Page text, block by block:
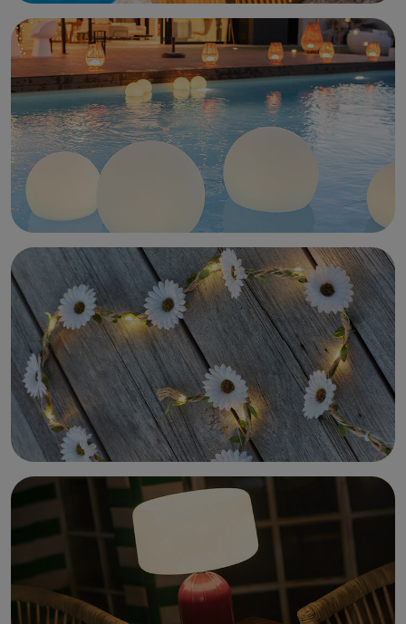
Theelichtjes uit Uyuni
Sirius LED Top-Line
lichtsnoersysteem